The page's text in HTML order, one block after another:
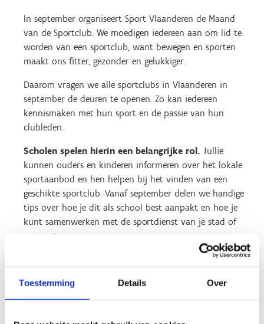
Toestemming Details Over
In september organiseert Sport Vlaanderen de Maand
van de Sportclub. We moedigen iedereen aan om lid te
worden van een sportclub, want bewegen en sporten
maakt ons fitter, gezonder en gelukkiger.
Daarom vragen we alle sportclubs in Vlaanderen in
september de deuren te openen. Zo kan iedereen
kennismaken met hun sport en de passie van hun
clubleden.
Scholen spelen hierin een belangrijke rol. Jullie
kunnen ouders en kinderen informeren over het lokale
sportaanbod en hen helpen bij het vinden van een
geschikte sportclub. Vanaf september delen we handige
tips over hoe je dit als school best aanpakt en hoe je
kunt samenwerken met de sportdienst van je stad of
gemeente.
Als kers op de taart organiseren we, samen metMOEV,
school’. We roepen alle scholen, leerkrachten en
leerlingen op om die dag in de sportkledij van hun club